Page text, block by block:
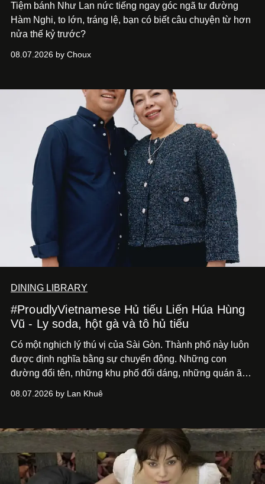
Tiệm bánh Như Lan nức tiếng ngay góc ngã tư đường
Hàm Nghi, to lớn, tráng lệ, bạn có biết câu chuyện từ hơn
nửa thế kỷ trước?
08.07.2026 by Choux
DINING LIBRARY
#ProudlyVietnamese Hủ tiếu Liến Húa Hùng
Vũ - Ly soda, hột gà và tô hủ tiếu
Có một nghịch lý thú vị của Sài Gòn. Thành phố này luôn
được định nghĩa bằng sự chuyển động. Những con
đường đổi tên, những khu phố đổi dáng, những quán ăn
nói về cái mới, về xu hướng tiếp theo, về những điều
08.07.2026 by Lan Khuê